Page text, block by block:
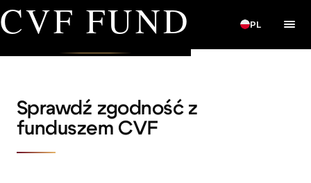
CVF FUND PL
Sprawdź zgodność z
funduszem CVF